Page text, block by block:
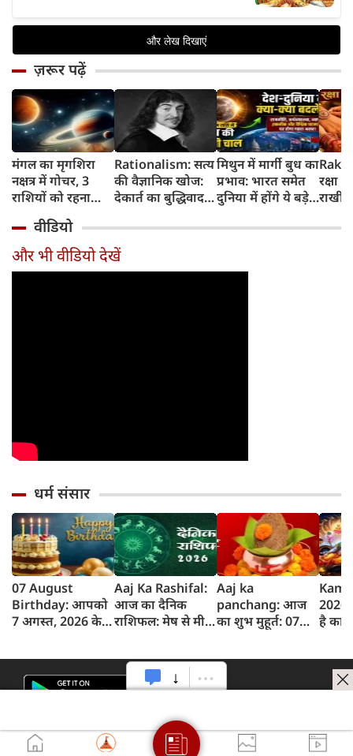
ज़रूर पढ़ें
मंगल का मृगशिरा
नक्षत्र में गोचर, 3
राशियों को रहना
सावधान
Rationalism: सत्य
की वैज्ञानिक खोज:
देकार्त का बुद्धिवाद
का जन्म
मिथुन में मार्गी बुध का
प्रभाव: भारत समेत
दुनिया में होंगे ये बड़े
रक्षा
राखी
वीडियो
और भी वीडियो देखें
धर्म संसार
07 August
Birthday: आपको
7 अगस्त, 2026 के
Aaj Ka Rashifal:
आज का दैनिक
राशिफल: मेष से मीन
2026)
Aaj ka
panchang: आज
का शुभ मुहूर्त: 07
और शुभ समय
2026
है